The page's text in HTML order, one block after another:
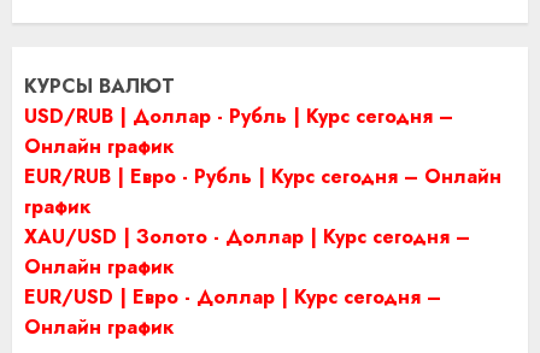
КУРСЫ ВАЛЮТ
USD/RUB | Доллар - Рубль | Курс сегодня –
Онлайн график
EUR/RUB | Евро - Рубль | Курс сегодня – Онлайн
график
XAU/USD | Золото - Доллар | Курс сегодня –
Онлайн график
EUR/USD | Евро - Доллар | Курс сегодня –
Онлайн график